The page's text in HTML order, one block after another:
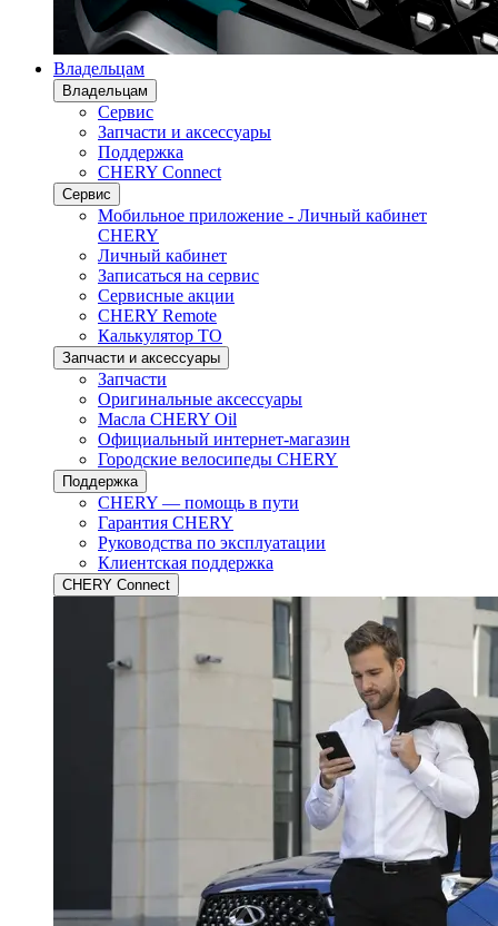
Владельцам
Владельцам
Сервис
Запчасти и аксессуары
Поддержка
CHERY Connect
Сервис
Мобильное приложение - Личный кабинет
CHERY
Личный кабинет
Записаться на сервис
Сервисные акции
CHERY Remote
Калькулятор ТО
Запчасти и аксессуары
Запчасти
Оригинальные аксессуары
Масла CHERY Oil
Официальный интернет-магазин
Городские велосипеды CHERY
Поддержка
CHERY — помощь в пути
Гарантия CHERY
Руководства по эксплуатации
Клиентская поддержка
CHERY Connect